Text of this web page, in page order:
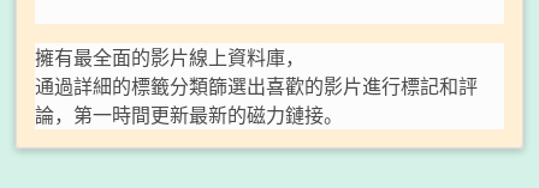
擁有最全面的影片線上資料庫，
通過詳細的標籤分類篩選出喜歡的影片進行標記和評
論，第一時間更新最新的磁力鏈接。